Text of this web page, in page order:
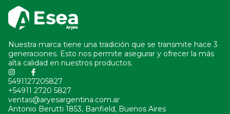
Nuestra marca tiene una tradición que se transmite hace 3
generaciones. Esto nos permite asegurar y ofrecer la más
alta calidad en nuestros productos.
5491127205827
+54911 2720 5827
ventas@aryesargentina.com.ar
Antonio Berutti 1853, Banfield, Buenos Aires